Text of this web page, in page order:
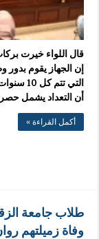
قال اللواء خيرت
إن الجهاز يقوم بدور
التي
أن التعداد يشمل
أكمل القراءة »
طلاب جامعة
وفاة زميلتهم